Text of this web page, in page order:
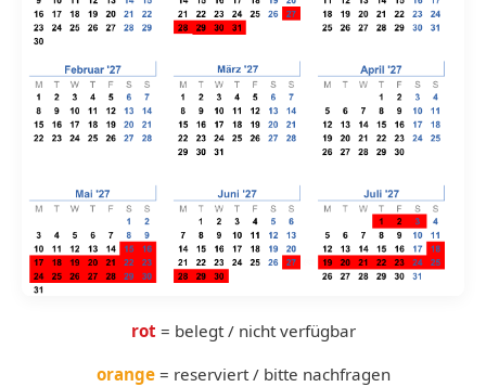
rot= belegt / nicht verfügbar
orange= reserviert / bitte nachfragen